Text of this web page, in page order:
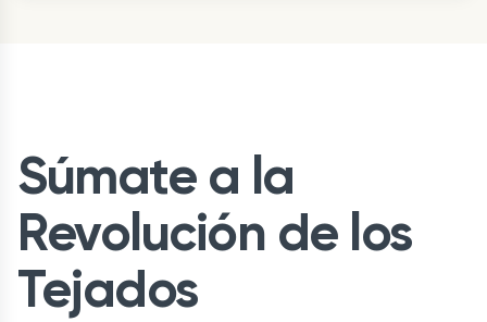
Súmate a la
Revolución de los
Tejados